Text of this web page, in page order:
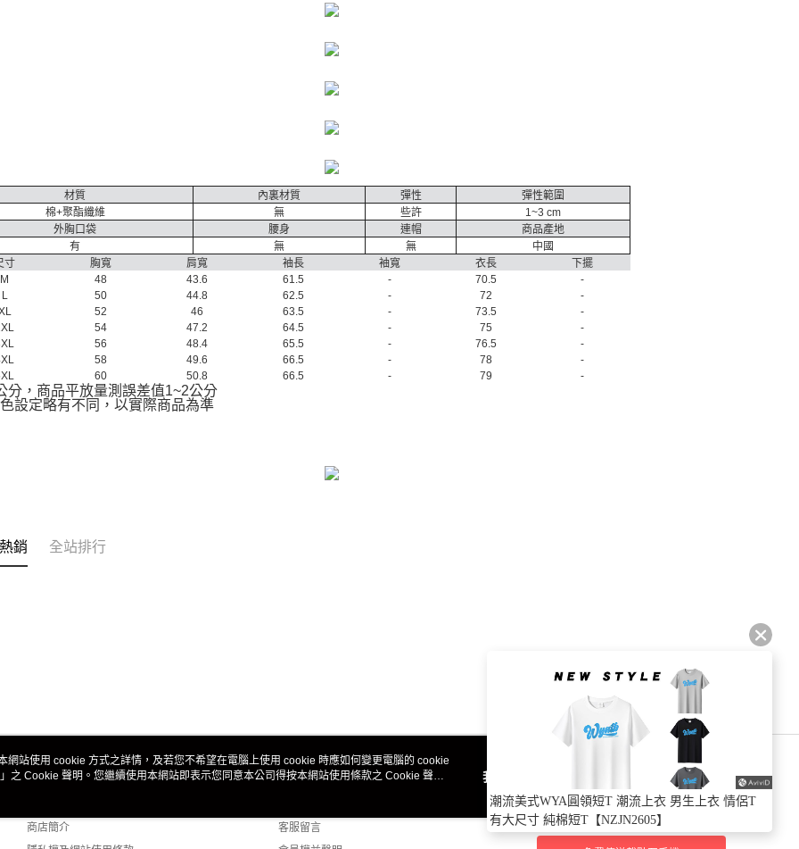
材質 內裏材質 彈性
彈性範圍
棉+聚酯纖維
無 些許
1~3 cm
外胸口袋
腰身 連帽
商品產地
有
無 無
中國
寸
胸寬 肩寬 袖長 袖寬 衣長
下擺
M
48 43.6 61.5 - 70.5
-
L
50 44.8 62.5 - 72
-
52 46 63.5 - 73.5
-
54 47.2 64.5 - 75
-
56 48.4 65.5 - 76.5
-
58 49.6 66.5 - 78
-
60 50.8 66.5 - 79 -
分，商品平放量測誤差值1~2公分
設定略有不同，以實際商品為準
銷 全站排行
關於我們
商店簡介
客服資訊
客服留言
網站使用 cookie 方式之詳情，及若您不希望在電腦上使用 cookie 時應如何變更電腦的 cookie
」之 Cookie 聲明。您繼續使用本網站即表示您同意本公司得按本網站使用條款之 Cookie 聲明
我知道了
潮流美式WYA圓領短T 潮流上衣 男生上衣 情侶T
有大尺寸 純棉短T【NZJN2605】